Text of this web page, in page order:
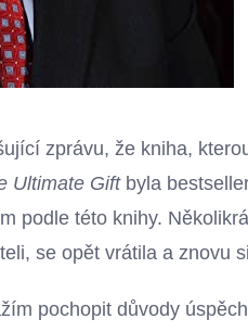
zprávu, že kniha,
Ultimate Giftbyla
podle této knihy.
se opět vrátila a znovu
pochopit důvody